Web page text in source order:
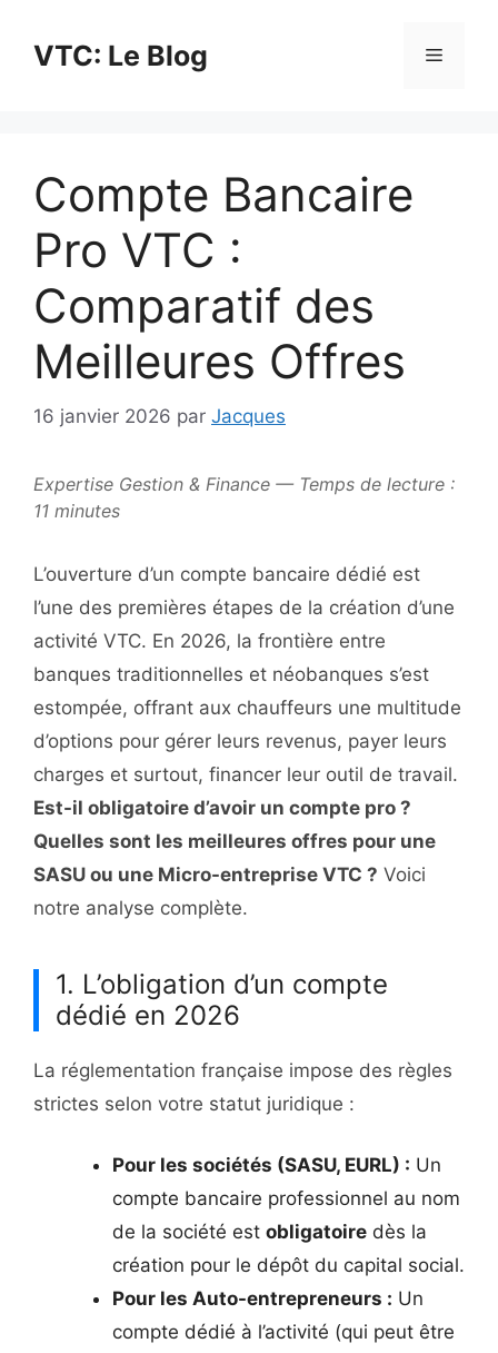
contenuVTC: Le Blog Menu
Compte Bancaire
Pro VTC :
Comparatif des
Meilleures Offres
16 janvier 2026 par Jacques
Expertise Gestion & Finance — Temps de lecture :
11 minutes
L’ouverture d’un compte bancaire dédié est
l’une des premières étapes de la création d’une
activité VTC. En 2026, la frontière entre
banques traditionnelles et néobanques s’est
estompée, offrant aux chauffeurs une multitude
d’options pour gérer leurs revenus, payer leurs
charges et surtout, financer leur outil de travail.
Est-il obligatoire d’avoir un compte pro ?
Quelles sont les meilleures offres pour une
SASU ou une Micro-entreprise VTC ? Voici
notre analyse complète.
1. L’obligation d’un compte
dédié en 2026
La réglementation française impose des règles
strictes selon votre statut juridique :
Pour les sociétés (SASU, EURL) : Un
compte bancaire professionnel au nom
de la société est obligatoire dès la
création pour le dépôt du capital social.
Pour les Auto-entrepreneurs : Un
compte dédié à l’activité (qui peut être